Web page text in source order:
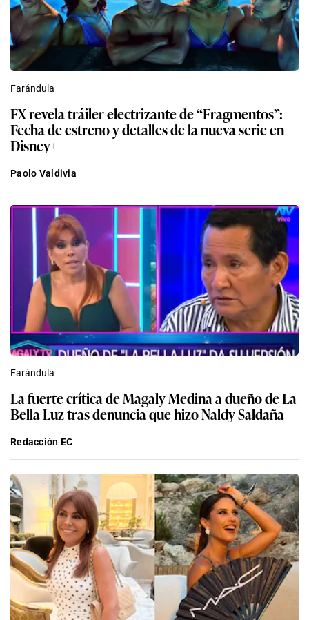
Farándula
FX revela tráiler electrizante de “Fragmentos”:
Fecha de estreno y detalles de la nueva serie en
Disney+
Paolo Valdivia
Farándula
La fuerte crítica de Magaly Medina a dueño de La
Bella Luz tras denuncia que hizo Naldy Saldaña
Redacción EC